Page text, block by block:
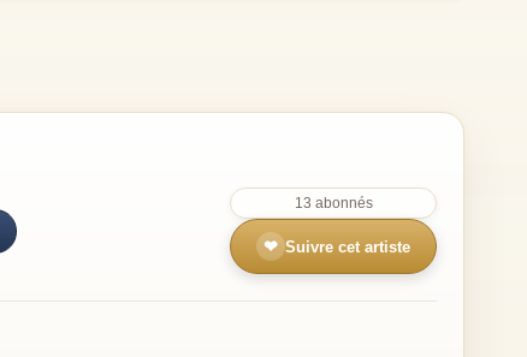
13 abonnés
❤ Suivre cet artiste